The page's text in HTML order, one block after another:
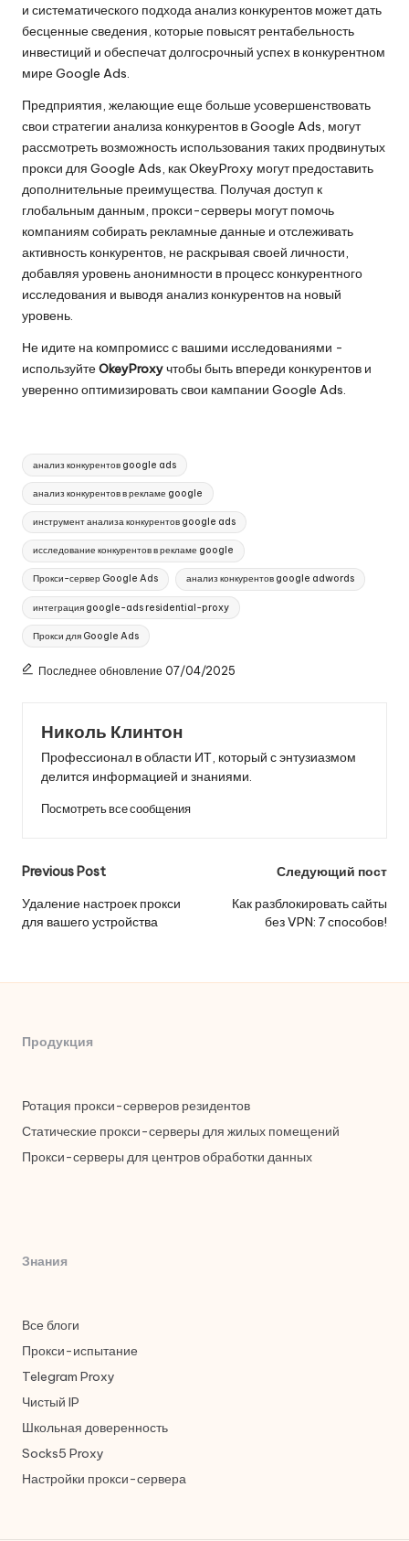
и систематического подхода анализ конкурентов может дать
бесценные сведения, которые повысят рентабельность
инвестиций и обеспечат долгосрочный успех в конкурентном
мире Google Ads.
Предприятия, желающие еще больше усовершенствовать
свои стратегии анализа конкурентов в Google Ads, могут
рассмотреть возможность использования таких продвинутых
прокси для Google Ads, какOkeyProxy могут предоставить
дополнительные преимущества. Получая доступ к
глобальным данным, прокси-серверы могут помочь
компаниям собирать рекламные данные и отслеживать
активность конкурентов, не раскрывая своей личности,
добавляя уровень анонимности в процесс конкурентного
исследования и выводя анализ конкурентов на новый
уровень.
Не идите на компромисс с вашими исследованиями -
используйтеOkeyProxyчтобы быть впереди конкурентов и
уверенно оптимизировать свои кампании Google Ads.
Теги:
анализ конкурентов google ads
анализ конкурентов в рекламе google
инструмент анализа конкурентов google ads
исследование конкурентов в рекламе google
Прокси-сервер Google Ads анализ конкурентов google adwords
интеграция google-ads residential-proxy
Прокси для Google Ads
Последнее обновление 07/04/2025
Николь Клинтон
Профессионал в области ИТ, который с энтузиазмом
делится информацией и знаниями.
Посмотреть все сообщения
Post
navigation
Previous Post
Удаление настроек прокси
для вашего устройства
Следующий пост
Как разблокировать сайты
без VPN: 7 способов!
Продукция
Ротация прокси-серверов резидентов
Статические прокси-серверы для жилых помещений
Прокси-серверы для центров обработки данных
Знания
Все блоги
Прокси-испытание
Telegram Proxy
Чистый IP
Школьная доверенность
Socks5 Proxy
Настройки прокси-сервера